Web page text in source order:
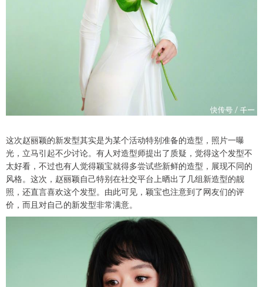
这次赵丽颖的新发型其实是为某个活动特别准备的造型，照片一曝
光，立马引起不少讨论。有人对造型师提出了质疑，觉得这个发型不
太好看，不过也有人觉得颖宝就得多尝试些新鲜的造型，展现不同的
风格。这次，赵丽颖自己特别在社交平台上晒出了几组新造型的靓
照，还直言喜欢这个发型。由此可见，颖宝也注意到了网友们的评
价，而且对自己的新发型非常满意。